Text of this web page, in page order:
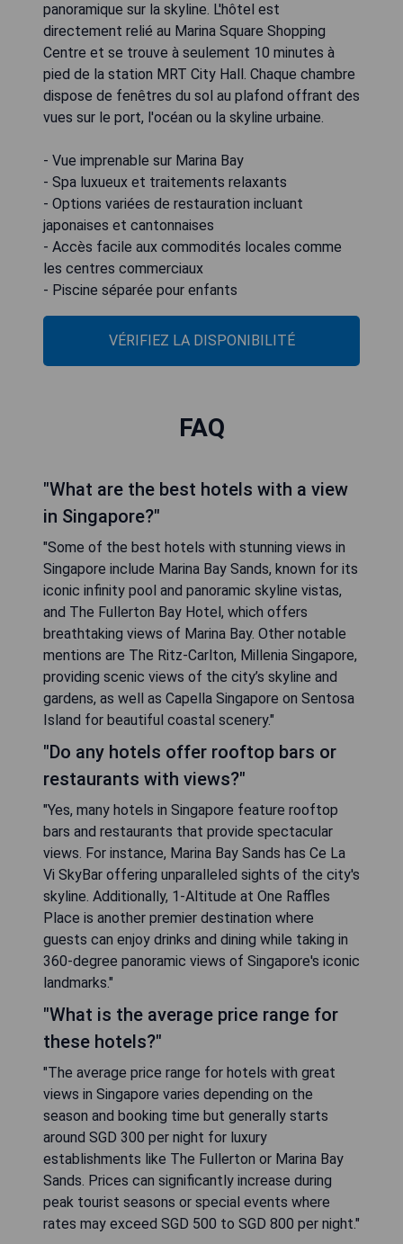
panoramique sur la skyline. L'hôtel est
directement relié au Marina Square Shopping
Centre et se trouve à seulement 10 minutes à
pied de la station MRT City Hall. Chaque chambre
dispose de fenêtres du sol au plafond offrant des
vues sur le port, l'océan ou la skyline urbaine.
- Vue imprenable sur Marina Bay
- Spa luxueux et traitements relaxants
- Options variées de restauration incluant
japonaises et cantonnaises
- Accès facile aux commodités locales comme
les centres commerciaux
- Piscine séparée pour enfants
VÉRIFIEZ LA DISPONIBILITÉ
FAQ
"What are the best hotels with a view
in Singapore?"
"Some of the best hotels with stunning views in
Singapore include Marina Bay Sands, known for its
iconic infinity pool and panoramic skyline vistas,
and The Fullerton Bay Hotel, which offers
breathtaking views of Marina Bay. Other notable
mentions are The Ritz-Carlton, Millenia Singapore,
providing scenic views of the city’s skyline and
gardens, as well as Capella Singapore on Sentosa
Island for beautiful coastal scenery."
"Do any hotels offer rooftop bars or
restaurants with views?"
"Yes, many hotels in Singapore feature rooftop
bars and restaurants that provide spectacular
views. For instance, Marina Bay Sands has Ce La
Vi SkyBar offering unparalleled sights of the city's
skyline. Additionally, 1-Altitude at One Raffles
Place is another premier destination where
guests can enjoy drinks and dining while taking in
360-degree panoramic views of Singapore's iconic
landmarks."
"What is the average price range for
these hotels?"
"The average price range for hotels with great
views in Singapore varies depending on the
season and booking time but generally starts
around SGD 300 per night for luxury
establishments like The Fullerton or Marina Bay
Sands. Prices can significantly increase during
peak tourist seasons or special events where
rates may exceed SGD 500 to SGD 800 per night."